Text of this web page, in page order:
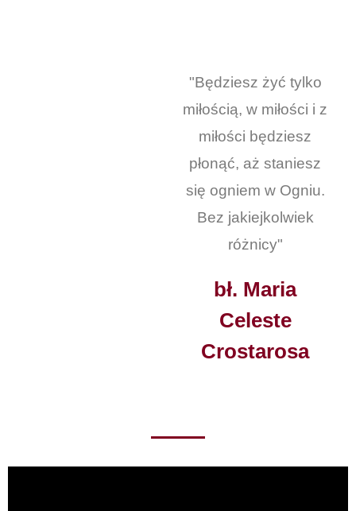
"Będziesz żyć tylko
miłością, w miłości i z
miłości będziesz
płonąć, aż staniesz
się ogniem w Ogniu.
Bez jakiejkolwiek
różnicy"
bł. Maria
Celeste
Crostarosa